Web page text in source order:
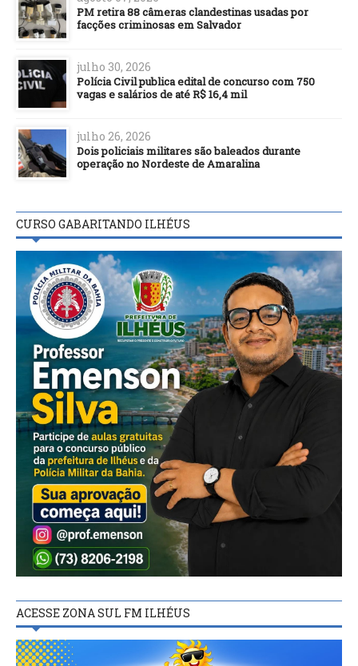
PM retira 88 câmeras clandestinas usadas por
facções criminosas em Salvador
julho 30, 2026
Polícia Civil publica edital de concurso com 750
vagas e salários de até R$ 16,4 mil
julho 26, 2026
Dois policiais militares são baleados durante
operação no Nordeste de Amaralina
CURSO GABARITANDO ILHÉUS
ACESSE ZONA SUL FM ILHÉUS